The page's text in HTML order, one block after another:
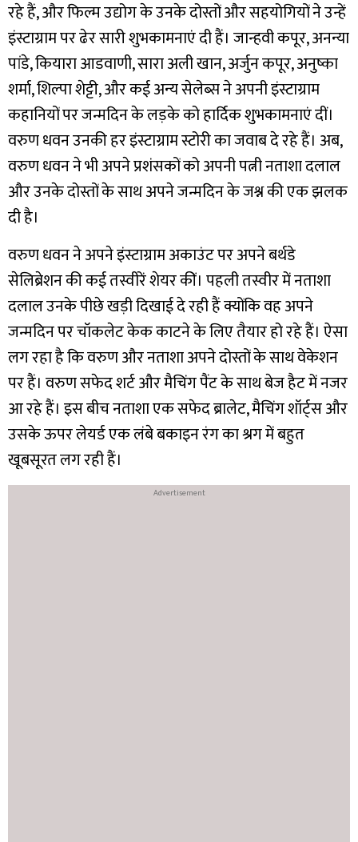
रहे हैं, और फिल्म उद्योग के उनके दोस्तों और सहयोगियों ने उन्हें
इंस्टाग्राम पर ढेर सारी शुभकामनाएं दी हैं। जान्हवी कपूर, अनन्या
पांडे, कियारा आडवाणी, सारा अली खान, अर्जुन कपूर, अनुष्का
शर्मा, शिल्पा शेट्टी, और कई अन्य सेलेब्स ने अपनी इंस्टाग्राम
कहानियों पर जन्मदिन के लड़के को हार्दिक शुभकामनाएं दीं।
वरुण धवन उनकी हर इंस्टाग्राम स्टोरी का जवाब दे रहे हैं। अब,
वरुण धवन ने भी अपने प्रशंसकों को अपनी पत्नी नताशा दलाल
और उनके दोस्तों के साथ अपने जन्मदिन के जश्न की एक झलक
दी है।
वरुण धवन ने अपने इंस्टाग्राम अकाउंट पर अपने बर्थडे
सेलिब्रेशन की कई तस्वीरें शेयर कीं। पहली तस्वीर में नताशा
दलाल उनके पीछे खड़ी दिखाई दे रही हैं क्योंकि वह अपने
जन्मदिन पर चॉकलेट केक काटने के लिए तैयार हो रहे हैं। ऐसा
लग रहा है कि वरुण और नताशा अपने दोस्तों के साथ वेकेशन
पर हैं। वरुण सफेद शर्ट और मैचिंग पैंट के साथ बेज हैट में नजर
आ रहे हैं। इस बीच नताशा एक सफेद ब्रालेट, मैचिंग शॉर्ट्स और
उसके ऊपर लेयर्ड एक लंबे बकाइन रंग का श्रग में बहुत
खूबसूरत लग रही हैं।